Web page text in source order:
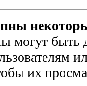
могут быть
их